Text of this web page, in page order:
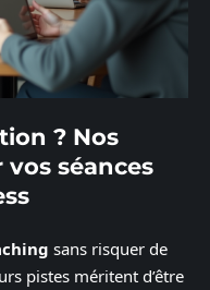
? Nos
séances
sans risquer de
pistes méritent d’être